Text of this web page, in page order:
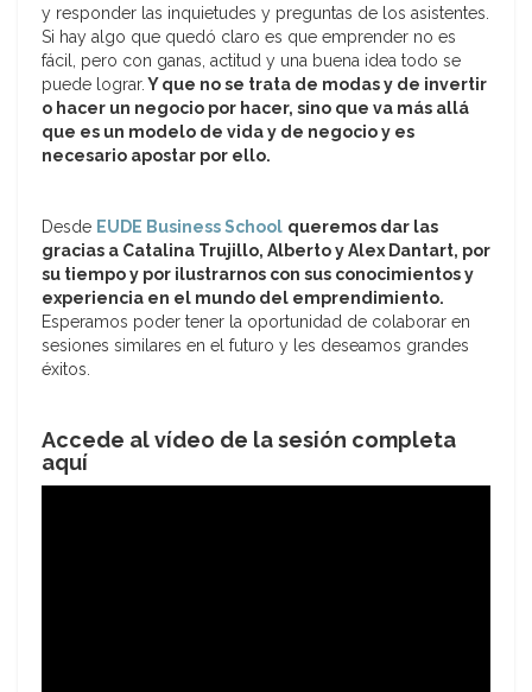
y responder las inquietudes y preguntas de los asistentes.
Si hay algo que quedó claro es que emprender no es
fácil, pero con ganas, actitud y una buena idea todo se
puede lograr. Y que no se trata de modas y de invertir
o hacer un negocio por hacer, sino que va más allá
que es un modelo de vida y de negocio y es
necesario apostar por ello.
Desde EUDE Business School queremos dar las
gracias a Catalina Trujillo, Alberto y Alex Dantart, por
su tiempo y por ilustrarnos con sus conocimientos y
experiencia en el mundo del emprendimiento.
Esperamos poder tener la oportunidad de colaborar en
sesiones similares en el futuro y les deseamos grandes
éxitos.
Accede al vídeo de la sesión completa
aquí